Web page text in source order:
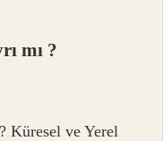
mı ?
Küresel ve Yerel